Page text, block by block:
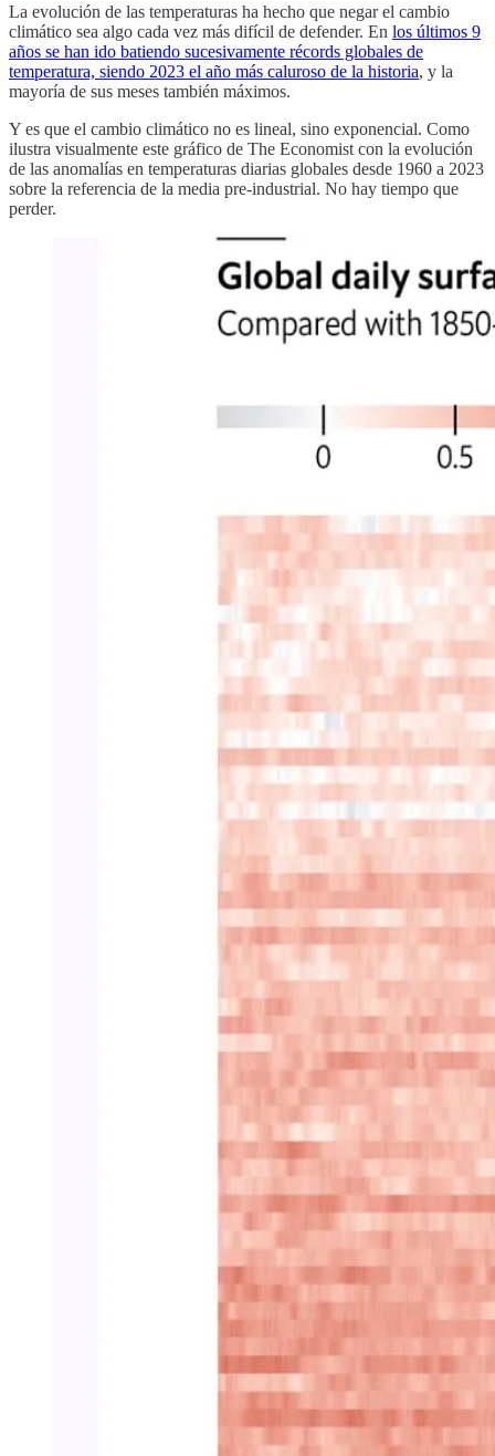
La evolución de las temperaturas ha hecho que negar el cambio
climático sea algo cada vez más difícil de defender. En los últimos 9
años se han ido batiendo sucesivamente récords globales de
temperatura, siendo 2023 el año más caluroso de la historia, y la
mayoría de sus meses también máximos.
Y es que el cambio climático no es lineal, sino exponencial. Como
ilustra visualmente este gráfico de The Economist con la evolución
de las anomalías en temperaturas diarias globales desde 1960 a 2023
sobre la referencia de la media pre-industrial. No hay tiempo que
perder.